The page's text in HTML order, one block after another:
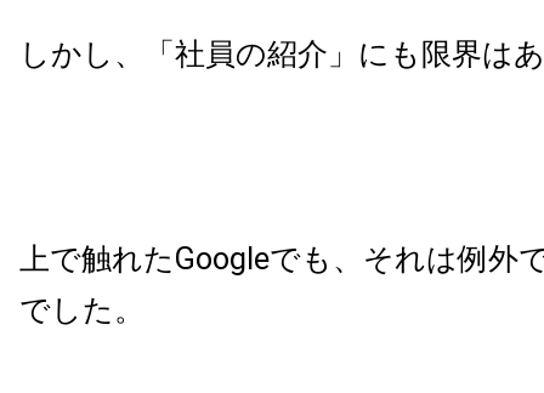
しかし、「社員の紹介」にも限界は
上で触れたGoogleでも、それは例外
でした。